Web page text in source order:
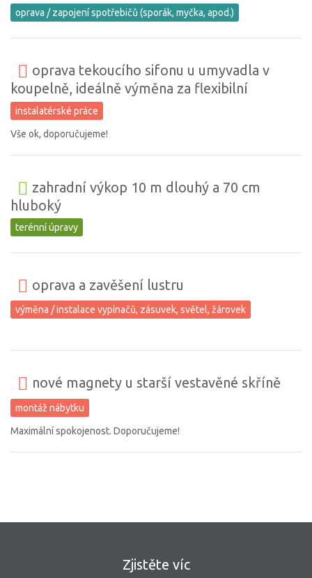
oprava / zapojení spotřebičů (sporák, myčka, apod.)
oprava tekoucího sifonu u umyvadla v
koupelně, ideálně výměna za flexibilní
instalatérské práce
Vše ok, doporučujeme!
zahradní výkop 10 m dlouhý a 70 cm
hluboký
terénní úpravy
oprava a zavěšení lustru
výměna / instalace vypínačů, zásuvek, světel, žárovek
nové magnety u starší vestavěné skříně
montáž nábytku
Maximální spokojenost. Doporučujeme!
Zjistěte víc